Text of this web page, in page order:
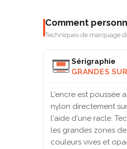
Comment
Techniques de marquage
Sérigraphie
GRANDES
L'encre est poussée
nylon directement
l'aide d'une racle.
les grandes zones
couleurs vives et